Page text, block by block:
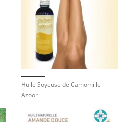
Huile Soyeuse de Camomille
Azoor